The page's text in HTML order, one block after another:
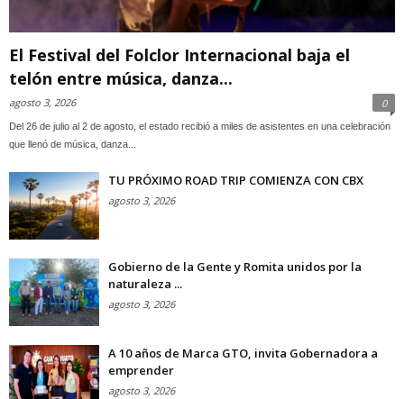
El Festival del Folclor Internacional baja el
telón entre música, danza...
agosto 3, 2026 0
Del 26 de julio al 2 de agosto, el estado recibió a miles de asistentes en una celebración
que llenó de música, danza...
TU PRÓXIMO ROAD TRIP COMIENZA CON CBX
agosto 3, 2026
Gobierno de la Gente y Romita unidos por la
naturaleza ...
agosto 3, 2026
A 10 años de Marca GTO, invita Gobernadora a
emprender
agosto 3, 2026